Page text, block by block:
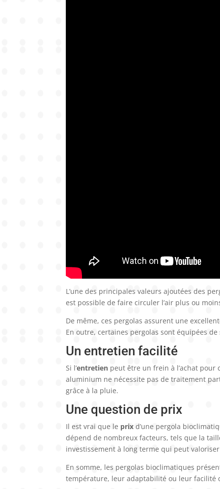
L’une des principales valeurs ajoutées des
est possible de faire circuler l’air plus ou
De même, ces pergolas assurent une
En outre, certaines pergolas sont équipées de
Un entretien facilité
Si l’entretien peut être un frein à l’achat
aluminium ne nécessite pas de traitement
grâce à la pluie.
Une question de prix
Il est vrai que le prix d’une pergola
dépend de nombreux facteurs, tels que la
investissement à long terme qui peut
En somme, les pergolas bioclimatiques
température, leur adaptabilité ou leur facilité